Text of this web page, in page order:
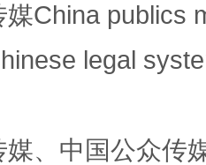
塑工作
China publics
legal
、中国公众传